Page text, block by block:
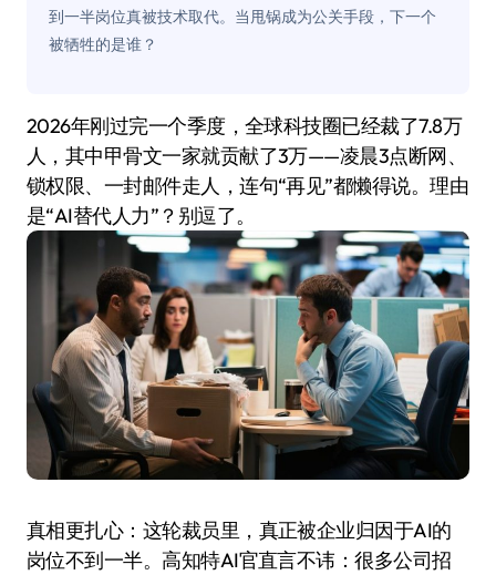
到一半岗位真被技术取代。当甩锅成为公关手段，下一个
被牺牲的是谁？
2026年刚过完一个季度，全球科技圈已经裁了7.8万
人，其中甲骨文一家就贡献了3万——凌晨3点断网、
锁权限、一封邮件走人，连句“再见”都懒得说。理由
是“AI替代人力”？别逗了。
真相更扎心：这轮裁员里，真正被企业归因于AI的
岗位不到一半。高知特AI官直言不讳：很多公司招